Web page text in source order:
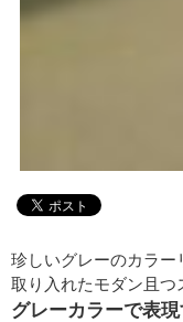
珍しいグレーのカラー
取り入れたモダン且
グレーカラーで表